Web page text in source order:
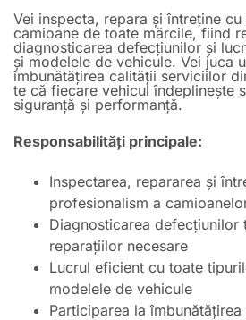
Vei inspecta, repara și întreține
camioane de toate mărcile, fiind
diagnosticarea defecțiunilor și
și modelele de vehicule. Vei juca
îmbunătățirea calității serviciilor
te că fiecare vehicul îndeplinește
siguranță și performanță.
Responsabilități principale:
Inspectarea, repararea și
profesionalism a
Diagnosticarea defecțiunilor
reparațiilor necesare
Lucrul eficient cu toate
modelele de vehicule
Participarea la